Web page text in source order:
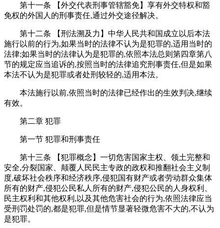
第十一条 【外交代表刑事管辖豁免】享有外交特权和豁
免权的外国人的刑事责任,通过外交途径解决。
第十二条 【刑法溯及力】中华人民共和国成立以后本法
施行以前的行为,如果当时的法律不认为是犯罪的,适用当时的
法律;如果当时的法律认为是犯罪的,依照本法总则第四章第八
节的规定应当追诉的,按照当时的法律追究刑事责任,但是如果
本法不认为是犯罪或者处刑较轻的,适用本法。
本法施行以前,依照当时的法律已经作出的生效判决,继续
有效。
第二章 犯罪
第一节 犯罪和刑事责任
第十三条 【犯罪概念】一切危害国家主权、领土完整和
安全,分裂国家、颠覆人民民主专政的政权和推翻社会主义制
度,破坏社会秩序和经济秩序,侵犯国有财产或者劳动群众集体
所有的财产,侵犯公民私人所有的财产,侵犯公民的人身权利、
民主权利和其他权利,以及其他危害社会的行为,依照法律应当
受刑罚处罚的,都是犯罪,但是情节显著轻微危害不大的,不认为
是犯罪。